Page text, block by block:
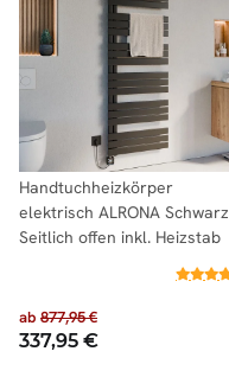
Handtuchheizkörper
elektrisch ALRONA Schwarz
Seitlich offen inkl. Heizstab
ab 877,95 €
337,95 €